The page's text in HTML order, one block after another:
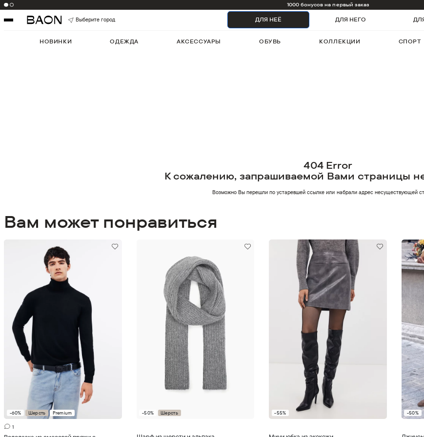
1000 бонусов на первый заказ
Выберите город ДЛЯ НЕЁ ДЛЯ НЕГО
НОВИНКИ ОДЕЖДА АКСЕССУАРЫ ОБУВЬ КОЛЛЕКЦИИ СПОРТ
404 Error
К сожалению, запрашиваемой Вами страницы
Возможно Вы перешли по устаревшей ссылке или набрали адрес несуществующей
Вам может понравиться
-60% Шерсть Premium
1
-50% Шерсть -55% -50%